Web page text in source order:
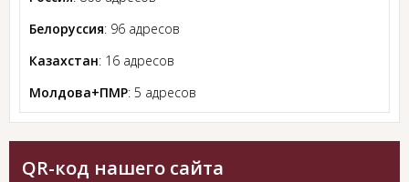
Белоруссия: 96 адресов
Казахстан: 16 адресов
Молдова+ПМР: 5 адресов
QR-код нашего сайта